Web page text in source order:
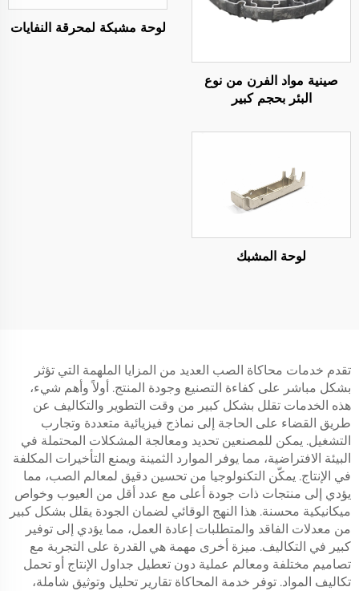
صينية مواد الفرن من نوع
البئر بحجم كبير
لوحة مشبكة لمحرقة النفايات
لوحة المشبك
تقدم خدمات محاكاة الصب العديد من المزايا الملهمة التي تؤثر
بشكل مباشر على كفاءة التصنيع وجودة المنتج. أولاً وأهم شيء،
هذه الخدمات تقلل بشكل كبير من وقت التطوير والتكاليف عن
طريق القضاء على الحاجة إلى نماذج فيزيائية متعددة وتجارب
التشغيل. يمكن للمصنعين تحديد ومعالجة المشكلات المحتملة في
البيئة الافتراضية، مما يوفر الموارد الثمينة ويمنع التأخيرات المكلفة
في الإنتاج. يمكّن التكنولوجيا من تحسين دقيق لمعالم الصب، مما
يؤدي إلى منتجات ذات جودة أعلى مع عدد أقل من العيوب وخواص
ميكانيكية محسنة. هذا النهج الوقائي لضمان الجودة يقلل بشكل كبير
من معدلات الفاقد والمتطلبات إعادة العمل، مما يؤدي إلى توفير
كبير في التكاليف. ميزة أخرى مهمة هي القدرة على التجربة مع
تصاميم مختلفة ومعالم عملية دون تعطيل جداول الإنتاج أو تحمل
تكاليف المواد. توفر خدمة المحاكاة تقارير تحليل وتوثيق شاملة،